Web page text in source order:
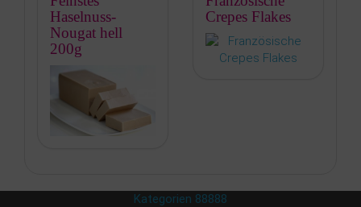
Haselnuss-
Nougat hell
200g
Crepes Flakes
Kategorien 88888